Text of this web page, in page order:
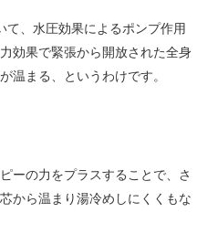
て、水圧効果によるポンプ作用
効果で緊張から開放された全身
温まる、というわけです。
ーの力をプラスすることで、さ
から温まり湯冷めしにくくもな